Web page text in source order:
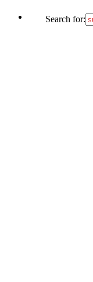
Search for: